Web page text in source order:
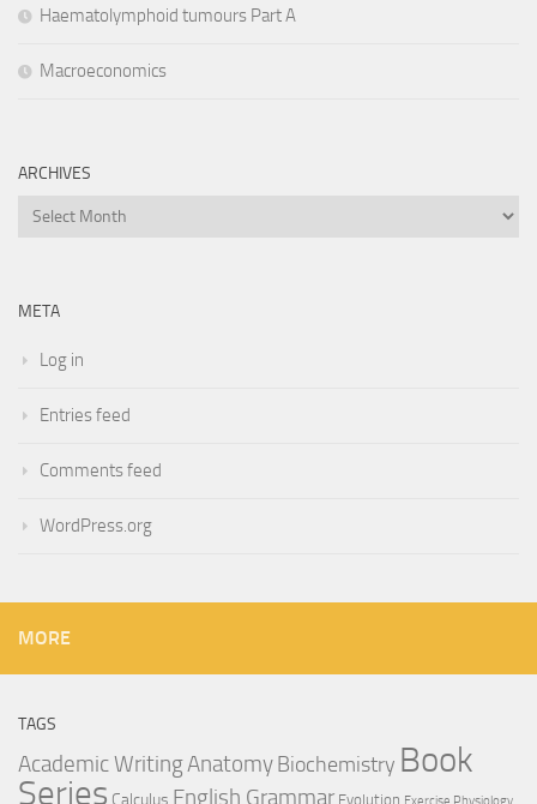
Haematolymphoid tumours Part A
Macroeconomics
ARCHIVES
Archives
META
Log in
Entries feed
Comments feed
WordPress.org
MORE
TAGS
Academic WritingAnatomyBiochemistry Book
Series Calculus English Grammar Evolution Exercise Physiology